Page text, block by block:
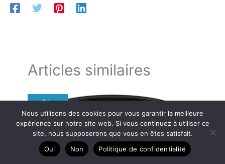
Articles similaires
Fév
19
2025
Nous utilisons des cookies pour vous garantir la meilleure
expérience sur notre site web. Si vous continuez à utiliser ce
site, nous supposerons que vous en êtes satisfait.
Oui
Non Politique de confidentialité